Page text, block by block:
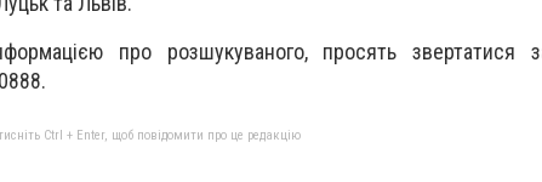
про розшукуваного, просять звертатися
Ctrl + Enter, щоб повідомити про це редакцію